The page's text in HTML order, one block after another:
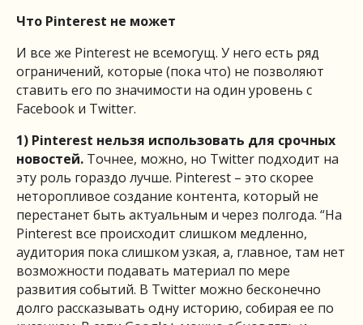
Что Pinterest не может
И все же Pinterest не всемогущ. У него есть ряд
ограничений, которые (пока что) не позволяют
ставить его по значимости на один уровень с
Facebook и Twitter.
1) Pinterest нельзя использовать для срочных
новостей. Точнее, можно, но Twitter подходит на
эту роль гораздо лучше. Pinterest – это скорее
неторопливое создание контента, который не
перестанет быть актуальным и через полгода. “На
Pinterest все происходит слишком медленно,
аудитория пока слишком узкая, а, главное, там нет
возможности подавать материал по мере
развития событий. В Twitter можно бесконечно
долго рассказывать одну историю, собирая ее по